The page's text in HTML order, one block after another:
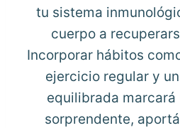
tu sistema
cuerpo a
Incorporar hábitos
ejercicio regular y
equilibrada
sorprendente,